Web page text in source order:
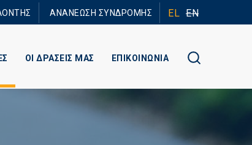
ΑΝΑΝΕΩΣΗ ΣΥΝΔΡΟΜΗΣ EL EN
ΟΙ ΔΡΑΣΕΙΣ ΜΑΣ ΕΠΙΚΟΙΝΩΝΙΑ